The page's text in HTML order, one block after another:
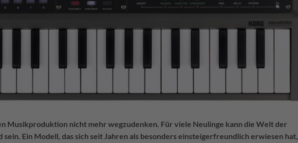
Musikproduktion nicht mehr wegzudenken. Für viele Neulinge kann die Welt der
Ein Modell, das sich seit Jahren als besonders einsteigerfreundlich erwiesen hat,